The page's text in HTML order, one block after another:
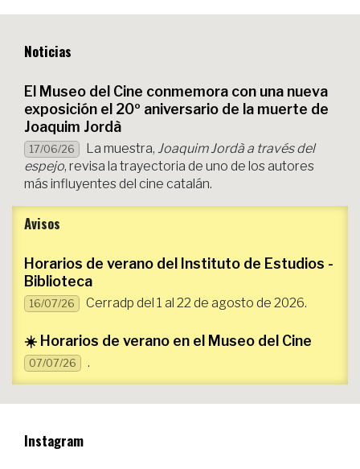
Noticias
El Museo del Cine conmemora con una nueva
exposición el 20º aniversario de la muerte de
Joaquim Jordà
17/06/26 La muestra, Joaquim Jordà a través del
espejo, revisa la trayectoria de uno de los autores
más influyentes del cine catalán.
Avisos
Horarios de verano del Instituto de Estudios -
Biblioteca
16/07/26 Cerradp del 1 al 22 de agosto de 2026.
☀️ Horarios de verano en el Museo del Cine
07/07/26 .
Instagram